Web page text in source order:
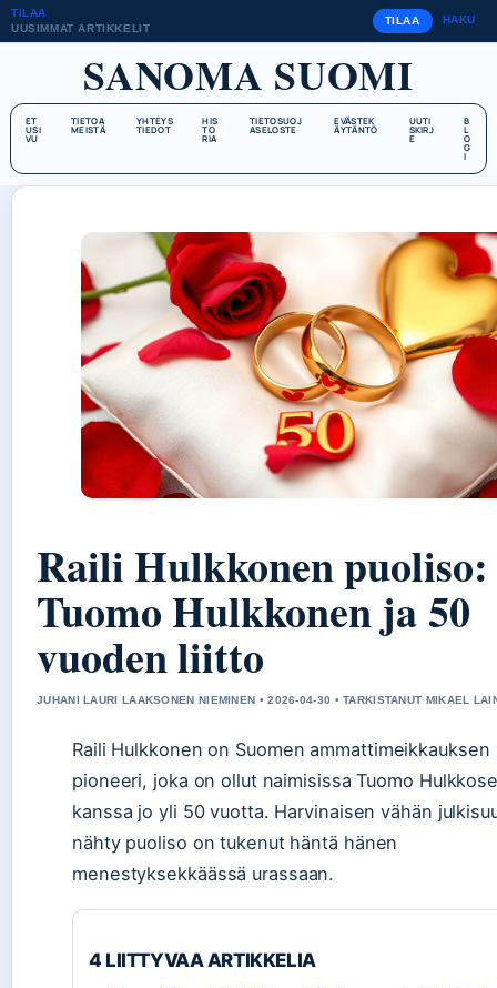
TILAA
UUSIMMAT ARTIKKELIT
TILAA HAKU
SANOMA SUOMI
ET
USI
VU
TIETOA
MEISTÄ
YHTEYS
TIEDOT
HIS
TO
RIA
TIETOSUOJ
ASELOSTE
EVÄSTEK
ÄYTÄNTÖ
UUTI
SKIRJ
E
B
L
O
G
I
Raili Hulkkonen puoliso:
Tuomo Hulkkonen ja 50
vuoden liitto
JUHANI LAURI LAAKSONEN NIEMINEN • 2026-04-30 • TARKISTANUT MIKAEL
Raili Hulkkonen on Suomen ammattimeikkauksen
pioneeri, joka on ollut naimisissa Tuomo
kanssa jo yli 50 vuotta. Harvinaisen vähän
nähty puoliso on tukenut häntä hänen
menestyksekkäässä urassaan.
4 LIITTYVAA ARTIKKELIA